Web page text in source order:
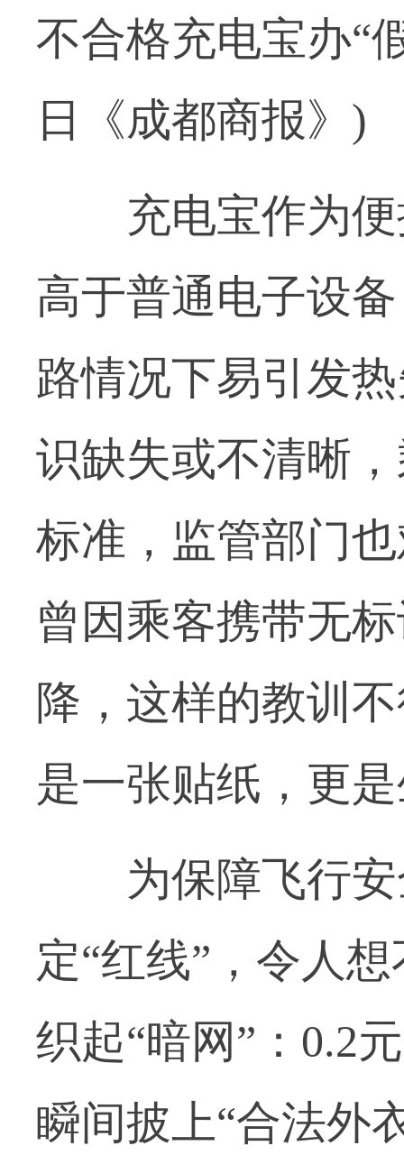
不合格充电宝办“
日《成都商报》)
充电宝作为便
高于普通电子设
路情况下易引发
识缺失或不清晰
标准，监管部门
曾因乘客携带无
降，这样的教训
是一张贴纸，更
为保障飞行安
定“红线”，令人
织起“暗网”：0.2
瞬间披上“合法外